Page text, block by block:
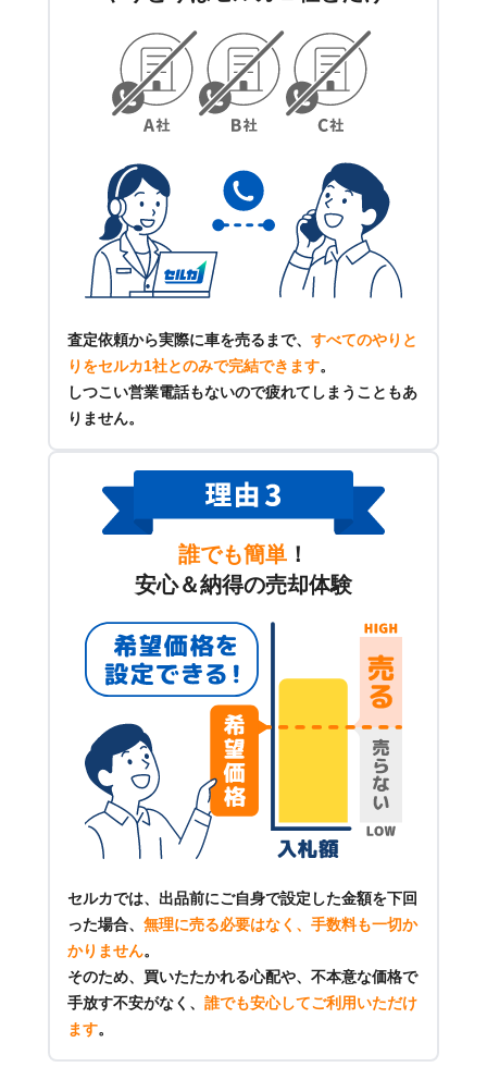
査定依頼から実際に車を売るまで、 すべてのやりと
りをセルカ1社とのみで完結できます。
しつこい営業電話もないので疲れてしまうこともあ
りません。
誰でも簡単 ！
安心＆納得の売却体験
セルカでは、出品前にご自身で設定した金額を下回
った場合、 無理に売る必要はなく、手数料も一切か
かりません。
そのため、買いたたかれる心配や、不本意な価格で
手放す不安がなく、 誰でも安心してご利用いただけ
ます。